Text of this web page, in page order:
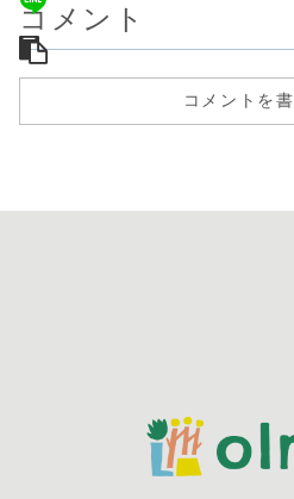
コメント
コメントを